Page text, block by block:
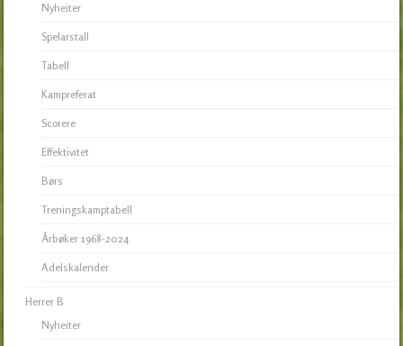
Nyheiter
Spelarstall
Tabell
Kampreferat
Scorere
Effektivitet
Børs
Treningskamptabell
Årbøker 1968-2024
Adelskalender
Herrer B
Nyheiter